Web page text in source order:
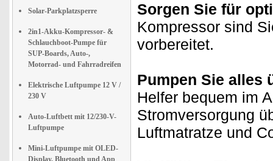
Solar-Parkplatzsperre
2in1-Akku-Kompressor- &
Schlauchboot-Pumpe für
SUP-Boards, Auto-,
Motorrad- und Fahrradreifen
Elektrische Luftpumpe 12 V /
230 V
Auto-Luftbett mit 12/230-V-
Luftpumpe
Mini-Luftpumpe mit OLED-
Display, Bluetooth und App
Sorgen Sie für
Kompressor sind
vorbereitet.
Pumpen Sie alles
Helfer bequem im
Stromversorgung
Luftmatratze und